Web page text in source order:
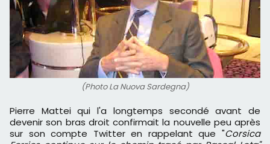
(Photo La Nuova Sardegna)
Pierre Mattei qui l'a longtemps secondé avant de
devenir son bras droit confirmait la nouvelle peu après
sur son compte Twitter en rappelant que "Corsica